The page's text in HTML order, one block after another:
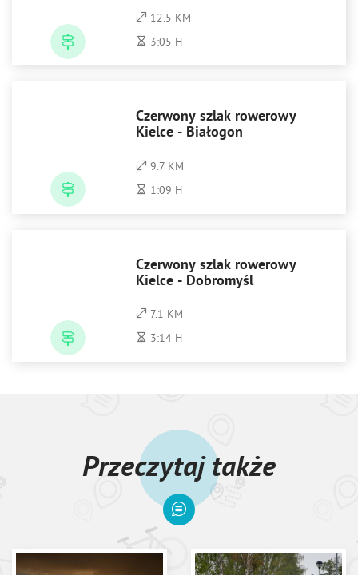
12.5 KM
3:05 H
Czerwony szlak rowerowy
Kielce - Białogon
9.7 KM
1:09 H
Czerwony szlak rowerowy
Kielce - Dobromyśl
7.1 KM
3:14 H
Przeczytaj także